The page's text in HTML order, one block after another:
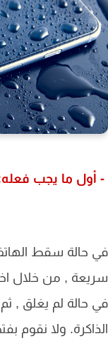
ما يجب فعله:
حالة سقط الهاتف
, من خلال
لم يغلق , ثم
ولا نقوم